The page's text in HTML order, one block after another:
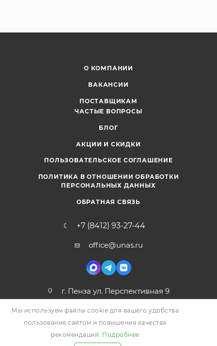
О КОМПАНИИ
ВАКАНСИИ
ПОСТАВЩИКАМ
ЧАСТЫЕ ВОПРОСЫ
БЛОГ
АКЦИИ И СКИДКИ
ПОЛЬЗОВАТЕЛЬСКОЕ СОГЛАШЕНИЕ
ПОЛИТИКА В ОТНОШЕНИИ ОБРАБОТКИ
ПЕРСОНАЛЬНЫХ ДАННЫХ
ОБРАТНАЯ СВЯЗЬ
+7 (8412) 93-27-44
office@unas.ru
г. Пенза ул. Перспективная 9
Мы используем файлы cookie для вашего удобства
пользования сайтом и повышения качества
рекомендаций. Подробнее